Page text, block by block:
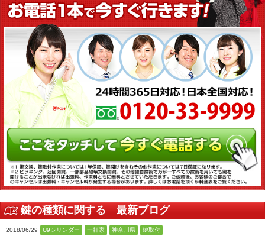
鍵の種類に関する 最新ブログ
2018/06/29 U9シリンダー 一軒家 神奈川県 鍵取付